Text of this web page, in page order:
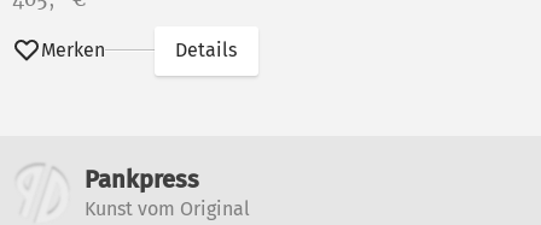
Merken Details
Weitere Informationen
Pankpress
Kunst vom Original